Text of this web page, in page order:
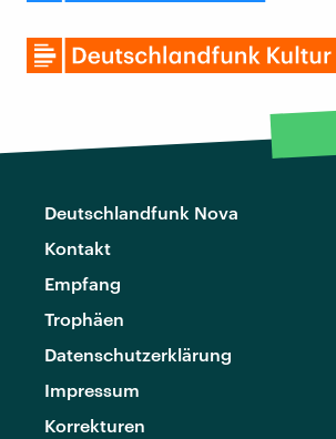
Deutschlandfunk Nova
Kontakt
Empfang
Trophäen
Datenschutzerklärung
Impressum
Korrekturen